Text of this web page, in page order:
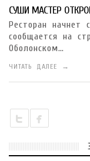
СУШИ МАСТЕР
Ресторан начнет
сообщается на
Оболонском…
ЧИТАТЬ ДАЛЕЕ →